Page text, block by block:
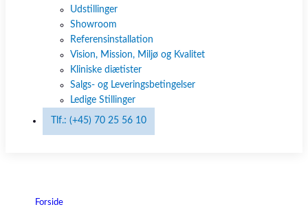
Udstillinger
Showroom
Referensinstallation
Vision, Mission, Miljø og Kvalitet
Kliniske diætister
Salgs- og Leveringsbetingelser
Ledige Stillinger
Tlf.: (+45) 70 25 56 10
Forside